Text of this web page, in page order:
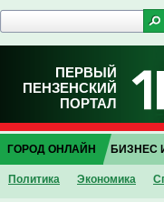
ПЕРВЫЙ
ПЕНЗЕНСКИЙ
ПОРТАЛ
ГОРОД ОНЛАЙН
Политика Экономика
БИЗНЕС